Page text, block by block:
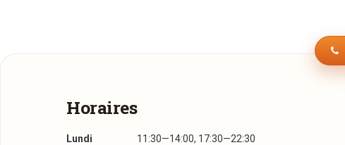
Tous les
Horaires
Lundi
11:30—14:00, 17:30—22:30